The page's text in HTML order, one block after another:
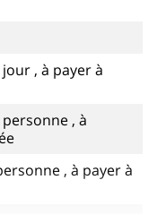
, à payer à
, à
, à payer à